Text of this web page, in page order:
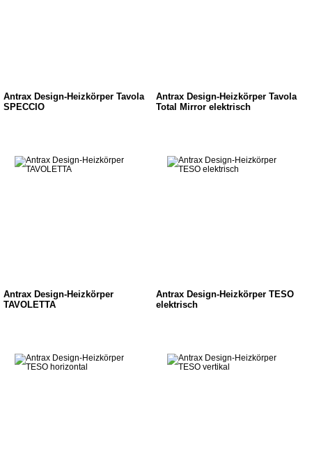
Antrax Design-Heizkörper Tavola
SPECCIO
Antrax Design-Heizkörper Tavola
Total Mirror elektrisch
Antrax Design-Heizkörper
TAVOLETTA
Antrax Design-Heizkörper TESO
elektrisch